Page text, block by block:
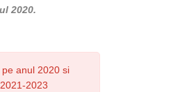
2020.
anul 2020 si
2023